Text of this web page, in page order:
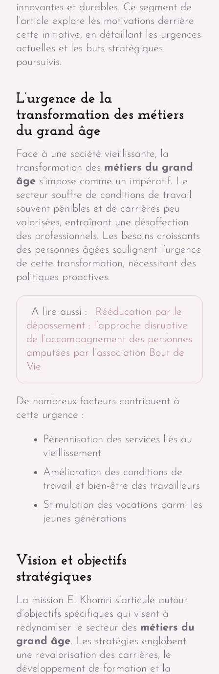
innovantes et durables. Ce segment de
l’article explore les motivations derrière
cette initiative, en détaillant les urgences
actuelles et les buts stratégiques
poursuivis.
L’urgence de la
transformation des métiers
du grand âge
Face à une société vieillissante, la
transformation des métiers du grand
âge s’impose comme un impératif. Le
secteur souffre de conditions de travail
souvent pénibles et de carrières peu
valorisées, entraînant une désaffection
des professionnels. Les besoins croissants
des personnes âgées soulignent l’urgence
de cette transformation, nécessitant des
politiques proactives.
A lire aussi :
Rééducation par le
dépassement : l’approche disruptive
de l’accompagnement des personnes
amputées par l’association Bout de
Vie
De nombreux facteurs contribuent à
cette urgence :
Pérennisation des services liés au
vieillissement
Amélioration des conditions de
travail et bien-être des travailleurs
Stimulation des vocations parmi les
jeunes générations
Vision et objectifs
stratégiques
La mission El Khomri s’articule autour
d’objectifs spécifiques qui visent à
redynamiser le secteur des métiers du
grand âge. Les stratégies englobent
une revalorisation des carrières, le
développement de formation et la